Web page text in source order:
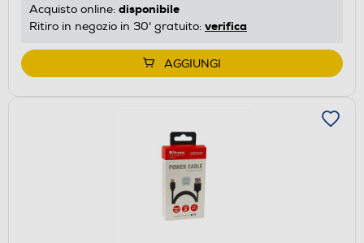
Acquisto online: disponibile
Ritiro in negozio in 30' gratuito: verifica
AGGIUNGI